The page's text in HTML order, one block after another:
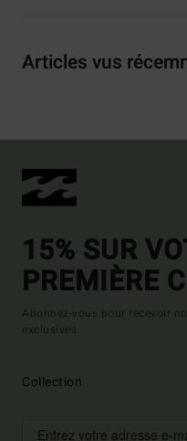
Articles vus
15% SUR
PREMIÈRE
Abonnez-vous pour recevoir
exclusives.
Collection